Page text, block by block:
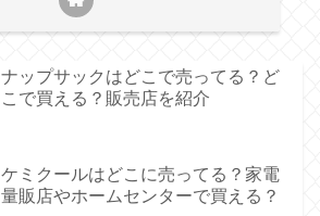
ナップサックはどこで売ってる？ど
こで買える？販売店を紹介
ケミクールはどこに売ってる？家電
量販店やホームセンターで買える？